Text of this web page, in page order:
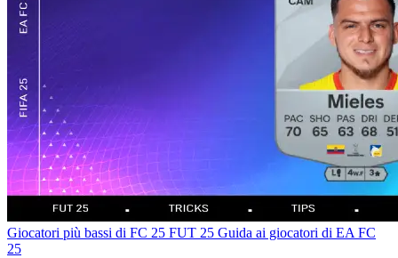
Giocatori più bassi di FC 25 FUT 25 Guida ai giocatori di EA FC
25